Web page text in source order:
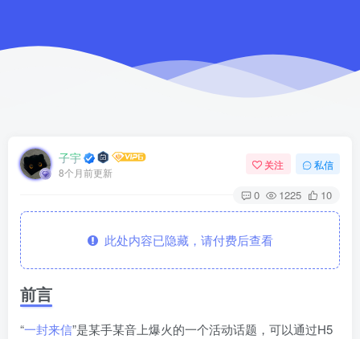
子宇
8个月前更新
关注 私信
0 1225 10
此处内容已隐藏，请付费后查看
前言
“一封来信”是某手某音上爆火的一个活动话题，可以通过H5